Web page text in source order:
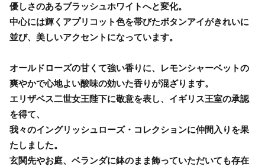
優しさのあるブラッシュホワイトへと変化。
中心には輝くアプリコット色を帯びたボタンアイがきれいに
並び、美しいアクセントになっています。
オールドローズの甘くて強い香りに、レモンシャーベットの
爽やかで心地よい酸味の効いた香りが混ざります。
エリザベス二世女王陛下に敬意を表し、イギリス王室の承認
を得て、
我々のイングリッシュローズ・コレクションに仲間入りを果
たしました。
玄関先やお庭、ベランダに鉢のまま飾っていただいても存在